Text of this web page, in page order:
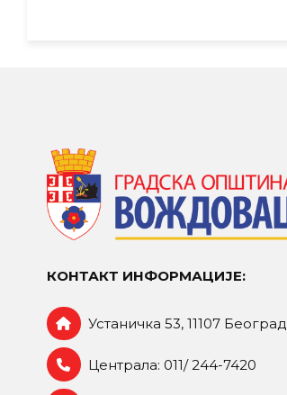
КОНТАКТ ИНФОРМАЦИЈЕ:
Устаничка 53, 11107 Београд
Централа: 011/ 244-7420